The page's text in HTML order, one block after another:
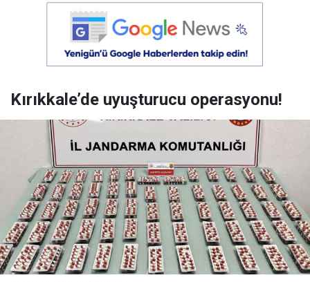
Kırıkkale’de uyuşturucu operasyonu!